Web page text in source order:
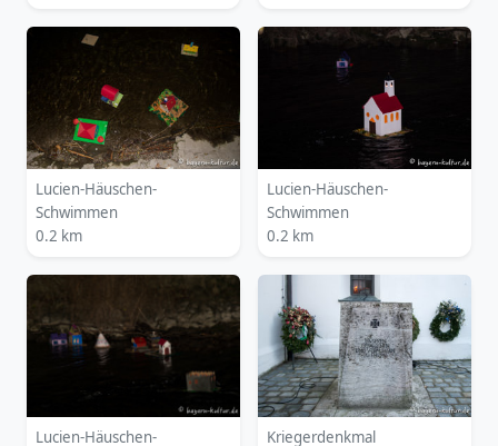
Lucien-Häuschen-
Schwimmen
0.2 km
Lucien-Häuschen-
Schwimmen
0.2 km
Lucien-Häuschen-
Kriegerdenkmal